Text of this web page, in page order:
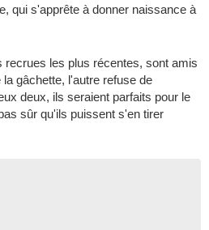
qui s'apprête à donner naissance à
recrues les plus récentes, sont amis
gâchette, l'autre refuse de
deux, ils seraient parfaits pour le
sûr qu'ils puissent s'en tirer